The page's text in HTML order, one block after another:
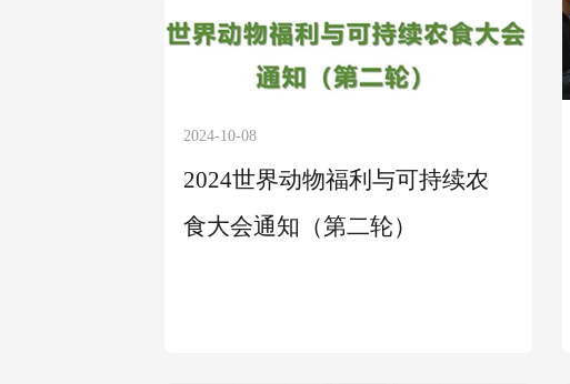
2024-10-08
2024世界动物福利与可持续农
食大会通知（第二轮）